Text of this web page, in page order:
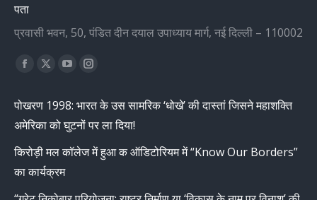
पता
प्रवासी भवन, 50, पंडित दीन दयाल उपाध्याय मार्ग, नई दिल्ली – 110002
Find us on:
Facebook
opens
in
new
window
X
opens
in
new
window
YouTube
opens
in
new
window
Instagram
opens
in
new
window
पोखरण 1998: भारत के उस सामरिक ‘धोखे’ की दास्तां जिसने महाशक्ति
अमेरिका को घुटनों पर ला दिया!
किरोड़ी मल कॉलेज में हुआ क ऑडिटोरियम में “Know Our Borders”
का कार्यक्रम